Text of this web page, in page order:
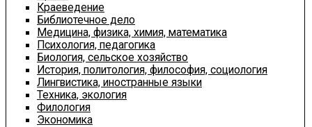
Краеведение
Библиотечное дело
Медицина, физика, химия, математика
Психология, педагогика
Биология, сельское хозяйство
История, политология, философия, социология
Лингвистика, иностранные языки
Техника, экология
Филология
Экономика